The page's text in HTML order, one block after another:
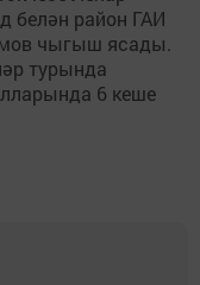
белән район ГАИ
чыгыш ясады.
турында
6 кеше